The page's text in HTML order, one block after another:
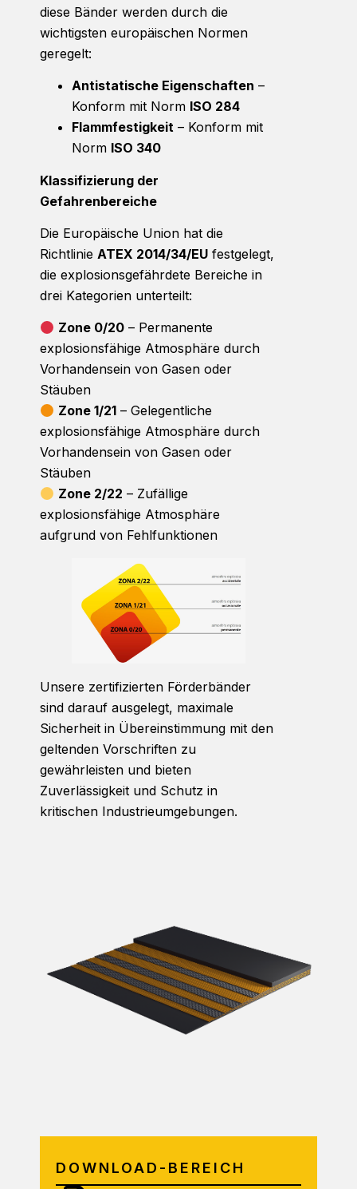
diese Bänder werden durch die
wichtigsten europäischen Normen
geregelt:
Antistatische Eigenschaften –
Konform mit Norm ISO 284
Flammfestigkeit – Konform mit
Norm ISO 340
Klassifizierung der
Gefahrenbereiche
Die Europäische Union hat die
Richtlinie ATEX 2014/34/EU festgelegt,
die explosionsgefährdete Bereiche in
drei Kategorien unterteilt:
Zone 0/20 – Permanente
explosionsfähige Atmosphäre durch
Vorhandensein von Gasen oder
Stäuben
Zone 1/21 – Gelegentliche
explosionsfähige Atmosphäre durch
Vorhandensein von Gasen oder
Stäuben
Zone 2/22 – Zufällige
explosionsfähige Atmosphäre
aufgrund von Fehlfunktionen
Unsere zertifizierten Förderbänder
sind darauf ausgelegt, maximale
Sicherheit in Übereinstimmung mit den
geltenden Vorschriften zu
gewährleisten und bieten
Zuverlässigkeit und Schutz in
kritischen Industrieumgebungen.
DOWNLOAD-BEREICH